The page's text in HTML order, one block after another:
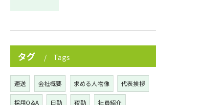
タグ Tags
運送 会社概要 求める人物像 代表挨拶
採用Q&A 日勤 夜勤 社員紹介